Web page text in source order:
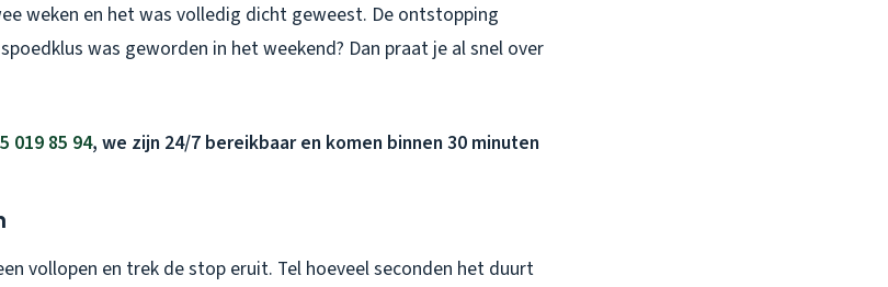
weken en het was volledig dicht geweest. De ontstopping
was geworden in het weekend? Dan praat je al snel over
019 85 94, we zijn 24/7 bereikbaar en komen binnen 30 minuten
vollopen en trek de stop eruit. Tel hoeveel seconden het duurt